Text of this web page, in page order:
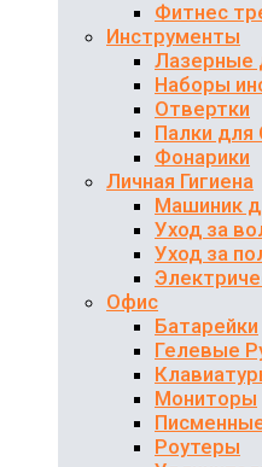
Фитнес
Инструменты
Лазерные
Наборы
Отвертки
Палки
Фонарики
Личная Гигиена
Машиник
Уход за
Уход за
Офис
Батарейки
Гелевые
Мониторы
Роутеры